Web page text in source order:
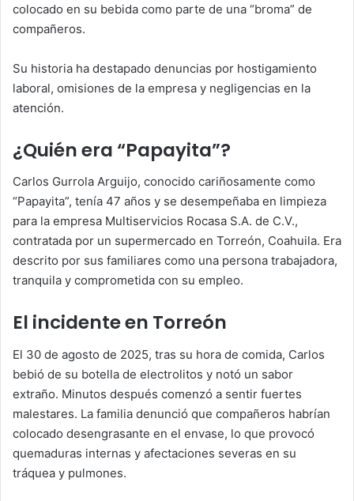
colocado en su bebida como parte de una “broma” de
compañeros.
Su historia ha destapado denuncias por hostigamiento
laboral, omisiones de la empresa y negligencias en la
atención.
¿Quién era “Papayita”?
Carlos Gurrola Arguijo, conocido cariñosamente como
“Papayita”, tenía 47 años y se desempeñaba en limpieza
para la empresa Multiservicios Rocasa S.A. de C.V.,
contratada por un supermercado en Torreón, Coahuila. Era
descrito por sus familiares como una persona trabajadora,
tranquila y comprometida con su empleo.
El incidente en Torreón
El 30 de agosto de 2025, tras su hora de comida, Carlos
bebió de su botella de electrolitos y notó un sabor
extraño. Minutos después comenzó a sentir fuertes
malestares. La familia denunció que compañeros habrían
colocado desengrasante en el envase, lo que provocó
quemaduras internas y afectaciones severas en su
tráquea y pulmones.